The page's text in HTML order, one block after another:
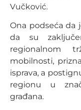
Vučković.
Ona podseća da
da su
regionalnom
mobilnosti,
isprava, a
regionu u
građana.